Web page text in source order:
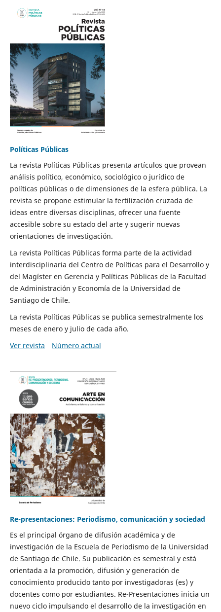
Políticas Públicas
La revista Políticas Públicas presenta artículos que provean
análisis político, económico, sociológico o jurídico de
políticas públicas o de dimensiones de la esfera pública. La
revista se propone estimular la fertilización cruzada de
ideas entre diversas disciplinas, ofrecer una fuente
accesible sobre su estado del arte y sugerir nuevas
orientaciones de investigación.
La revista Políticas Públicas forma parte de la actividad
interdisciplinaria del Centro de Políticas para el Desarrollo y
del Magíster en Gerencia y Políticas Públicas de la Facultad
de Administración y Economía de la Universidad de
Santiago de Chile.
La revista Políticas Públicas se publica semestralmente los
meses de enero y julio de cada año.
Ver revista
Número actual
Re-presentaciones: Periodismo, comunicación y sociedad
Es el principal órgano de difusión académica y de
investigación de la Escuela de Periodismo de la Universidad
de Santiago de Chile. Su publicación es semestral y está
orientada a la promoción, difusión y generación de
conocimiento producido tanto por investigadoras (es) y
docentes como por estudiantes. Re-Presentaciones inicia un
nuevo ciclo impulsando el desarrollo de la investigación en